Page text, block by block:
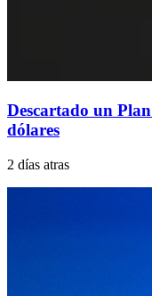
Descartado un
dólares
2 días atras